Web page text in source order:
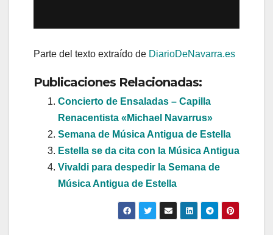
Parte del texto extraído de DiarioDeNavarra.es
Publicaciones Relacionadas:
Concierto de Ensaladas – Capilla
Renacentista «Michael Navarrus»
Semana de Música Antigua de Estella
Estella se da cita con la Música Antigua
Vivaldi para despedir la Semana de
Música Antigua de Estella